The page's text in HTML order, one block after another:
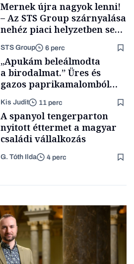
Mernek újra nagyok lenni!
– Az STS Group szárnyalása
nehéz piaci helyzetben sem
STS Group 6 perc
„Apukám beleálmodta
a birodalmat.” Üres és
gazos paprikamalomból
lett az igazi családi
fűszersztori
Kis Judit 11 perc
A spanyol tengerparton
nyitott éttermet a magyar
családi vállalkozás
G. Tóth Ilda 4 perc